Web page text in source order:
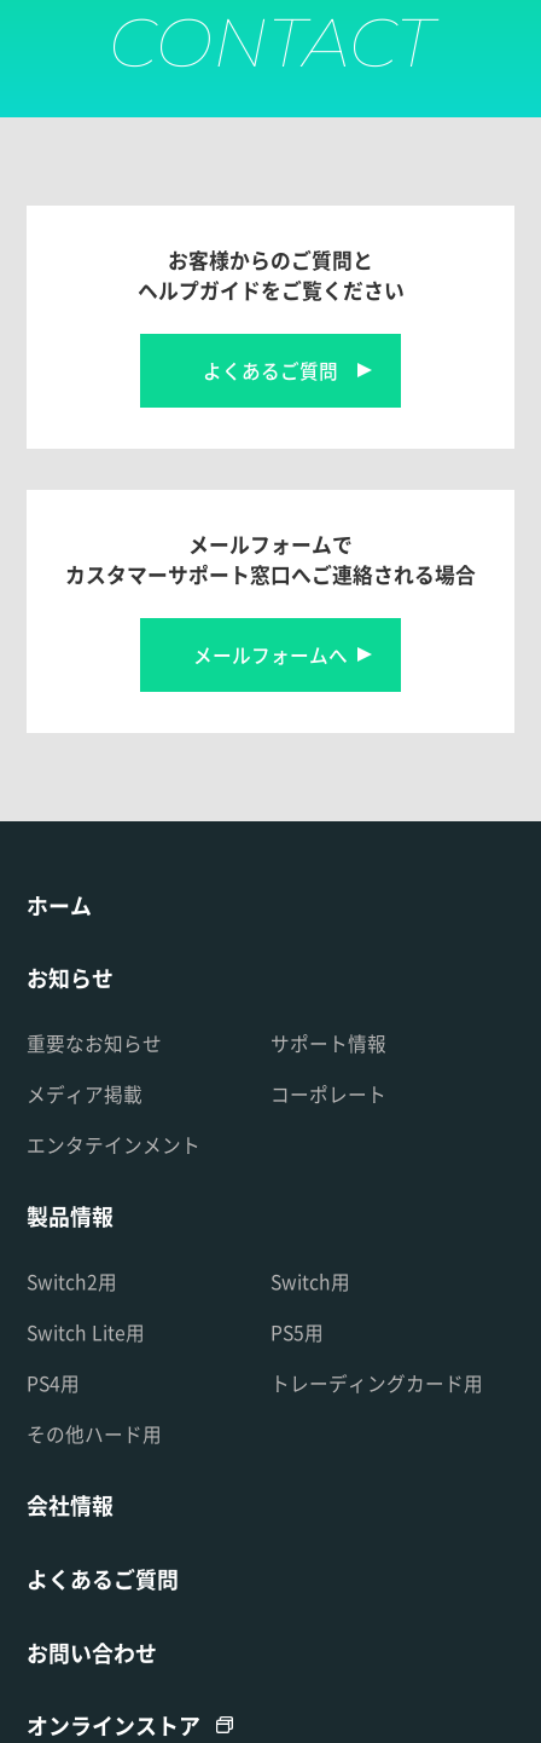
CONTACT
お客様からのご質問と
ヘルプガイドをご覧ください
よくあるご質問
メールフォームで
カスタマーサポート窓口へご連絡される場合
メールフォームへ
ホーム
お知らせ
重要なお知らせ
サポート情報
メディア掲載
コーポレート
エンタテインメント
製品情報
Switch2用
Switch用
Switch Lite用
PS5用
PS4用
トレーディングカード用
その他ハード用
会社情報
よくあるご質問
お問い合わせ
オンラインストア